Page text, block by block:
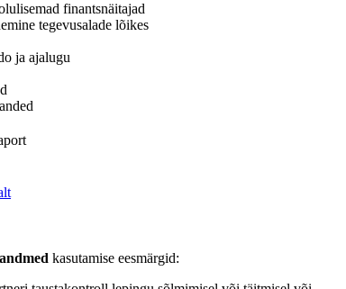
finantsnäitajad
tegevusalade lõikes
ja ajalugu
kasutamise eesmärgid: